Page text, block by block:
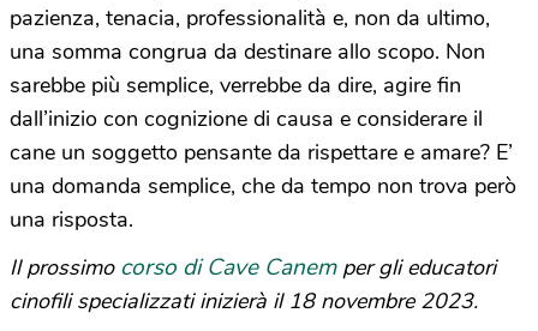
pazienza, tenacia, professionalità e, non da ultimo,
una somma congrua da destinare allo scopo. Non
sarebbe più semplice, verrebbe da dire, agire fin
dall’inizio con cognizione di causa e considerare il
cane un soggetto pensante da rispettare e amare? E’
una domanda semplice, che da tempo non trova però
una risposta.
Il prossimo corso di Cave Canemper gli educatori
cinofili specializzati inizierà il 18 novembre 2023.